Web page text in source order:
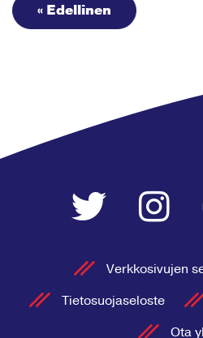
« Edellinen
Verkkosivujen
Tietosuojaseloste
Ota